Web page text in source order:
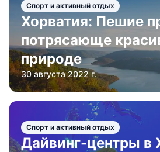
Спорт и активный отдых
Хорватия: Пешие
потрясающе
природе
30 августа 2022 г.
Спорт и активный отдых
Дайвинг-центры в